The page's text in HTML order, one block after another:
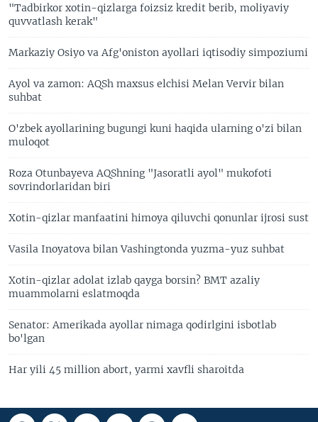
"Tadbirkor xotin-qizlarga foizsiz kredit berib, moliyaviy
quvvatlash kerak"
Markaziy Osiyo va Afg'oniston ayollari iqtisodiy simpoziumi
Ayol va zamon: AQSh maxsus elchisi Melan Vervir bilan
suhbat
O'zbek ayollarining bugungi kuni haqida ularning o'zi bilan
muloqot
Roza Otunbayeva AQShning "Jasoratli ayol" mukofoti
sovrindorlaridan biri
Xotin-qizlar manfaatini himoya qiluvchi qonunlar ijrosi sust
Vasila Inoyatova bilan Vashingtonda yuzma-yuz suhbat
Xotin-qizlar adolat izlab qayga borsin? BMT azaliy
muammolarni eslatmoqda
Senator: Amerikada ayollar nimaga qodirlgini isbotlab
bo'lgan
Har yili 45 million abort, yarmi xavfli sharoitda